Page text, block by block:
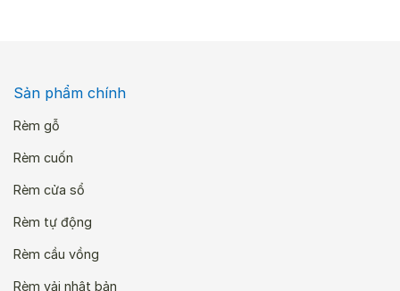
Sản phẩm chính
Rèm gỗ
Rèm cuốn
Rèm cửa sổ
Rèm tự động
Rèm cầu vồng
Rèm vải nhật bản